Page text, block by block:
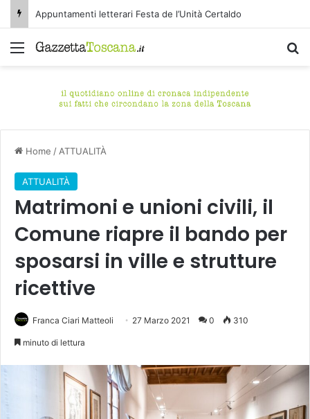
Appuntamenti letterari Festa de l’Unità Certaldo
Menu
Home / ATTUALITÀ
ATTUALITÀ
Matrimoni e unioni civili, il
Comune riapre il bando per
sposarsi in ville e strutture
ricettive
Franca Ciari Matteoli 27 Marzo 2021 0 310
minuto di lettura